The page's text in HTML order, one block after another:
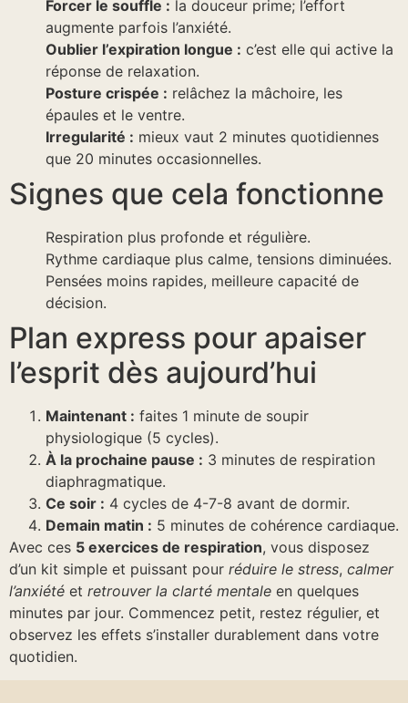
Forcer le souffle : la douceur prime; l’effort
augmente parfois l’anxiété.
Oublier l’expiration longue : c’est elle qui active la
réponse de relaxation.
Posture crispée : relâchez la mâchoire, les
épaules et le ventre.
Irregularité : mieux vaut 2 minutes quotidiennes
que 20 minutes occasionnelles.
Signes que cela fonctionne
Respiration plus profonde et régulière.
Rythme cardiaque plus calme, tensions diminuées.
Pensées moins rapides, meilleure capacité de
décision.
Plan express pour apaiser
l’esprit dès aujourd’hui
Maintenant : faites 1 minute de soupir
physiologique (5 cycles).
À la prochaine pause : 3 minutes de respiration
diaphragmatique.
Ce soir : 4 cycles de 4-7-8 avant de dormir.
Demain matin : 5 minutes de cohérence cardiaque.
Avec ces 5 exercices de respiration, vous disposez
d’un kit simple et puissant pour réduire le stress, calmer
l’anxiété et retrouver la clarté mentale en quelques
minutes par jour. Commencez petit, restez régulier, et
observez les effets s’installer durablement dans votre
quotidien.